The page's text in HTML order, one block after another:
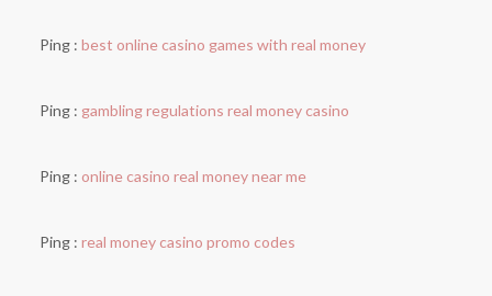
Ping : best online casino games with real money
Ping : gambling regulations real money casino
Ping : online casino real money near me
Ping : real money casino promo codes